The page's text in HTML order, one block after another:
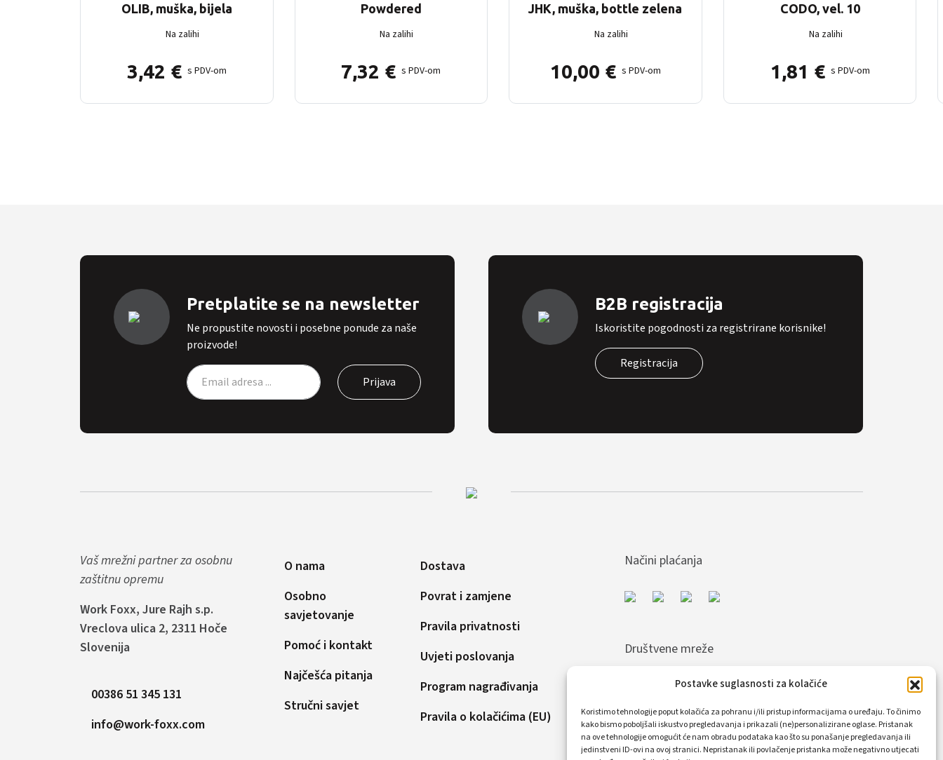
Postavke suglasnosti za kolačiće
Koristimo tehnologije poput kolačića za pohranu i/ili pristup informacijama o uređaju. To činimo
kako bismo poboljšali iskustvo pregledavanja i prikazali (ne)personalizirane oglase. Pristanak
na ove tehnologije omogućit će nam obradu podataka kao što su ponašanje pregledavanja ili
jedinstveni ID-ovi na ovoj stranici. Nepristanak ili povlačenje pristanka može negativno utjecati
OLIB, muška, bijela
Na zalihi
3,42 € s PDV-om
Powdered
Na zalihi
7,32 € s PDV-om
JHK, muška, bottle zelena
Na zalihi
10,00 € s PDV-om
CODO, vel. 10
Na zalihi
1,81 € s PDV-om
Pretplatite se na newsletter
Ne propustite novosti i posebne ponude za naše
proizvode!
B2B registracija
Iskoristite pogodnosti za registrirane korisnike!
Registracija
Vaš mrežni partner za osobnu
zaštitnu opremu
Work Foxx, Jure Rajh s.p.
Vreclova ulica 2, 2311 Hoče
Slovenija
00386 51 345 131
info@work-foxx.com
O nama
Osobno
savjetovanje
Pomoć i kontakt
Najčešća pitanja
Stručni savjet
Dostava
Povrat i zamjene
Pravila privatnosti
Uvjeti poslovanja
Program nagrađivanja
Pravila o kolačićima (EU)
Načini plaćanja
Društvene mreže